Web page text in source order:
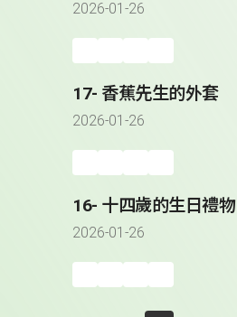
2026-01-26
17- 香蕉先生的外套
2026-01-26
16- 十四歲的生日禮物
2026-01-26